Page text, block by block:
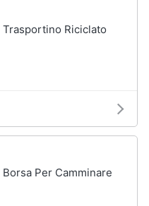
Trasportino Riciclato
Borsa Per Camminare